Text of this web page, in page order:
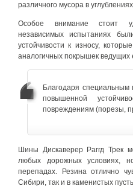
различного мусора в
Особое внимание стоит
независимых испытаниях
устойчивости к износу,
аналогичных покрышек ведущих
Благодаря
повышенной
повреждениям (порезы,
Шины Дискаверер Раггд Трек
любых дорожных условиях,
перепадах. Резина отлично
Сибири, так и в каменистых